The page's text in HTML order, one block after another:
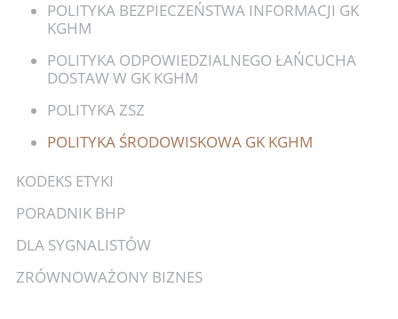
POLITYKA BEZPIECZEŃSTWA INFORMACJI GK
KGHM
POLITYKA ODPOWIEDZIALNEGO ŁAŃCUCHA
DOSTAW W GK KGHM
POLITYKA ZSZ
POLITYKA ŚRODOWISKOWA GK KGHM
KODEKS ETYKI
PORADNIK BHP
DLA SYGNALISTÓW
ZRÓWNOWAŻONY BIZNES